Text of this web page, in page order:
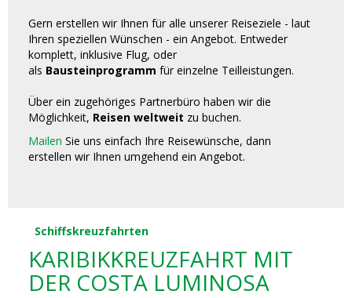
Gern erstellen wir Ihnen für alle unserer Reiseziele - laut
Ihren speziellen Wünschen - ein Angebot. Entweder
komplett, inklusive Flug, oder
als Bausteinprogramm für einzelne Teilleistungen.
Über ein zugehöriges Partnerbüro haben wir die
Möglichkeit, Reisen weltweit zu buchen.
Mailen Sie uns einfach Ihre Reisewünsche, dann
erstellen wir Ihnen umgehend ein Angebot.
Schiffskreuzfahrten
KARIBIKKREUZFAHRT MIT
DER COSTA LUMINOSA